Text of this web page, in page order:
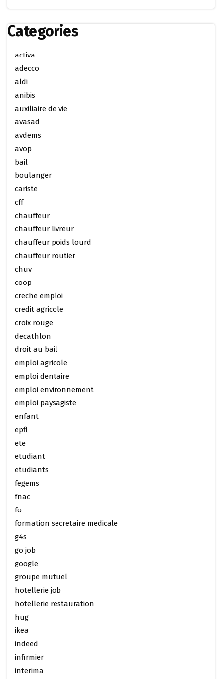
Categories
activa
adecco
aldi
anibis
auxiliaire de vie
avasad
avdems
avop
bail
boulanger
cariste
cff
chauffeur
chauffeur livreur
chauffeur poids lourd
chauffeur routier
chuv
coop
creche emploi
credit agricole
croix rouge
decathlon
droit au bail
emploi agricole
emploi dentaire
emploi environnement
emploi paysagiste
enfant
epfl
ete
etudiant
etudiants
fegems
fnac
fo
formation secretaire medicale
g4s
go job
google
groupe mutuel
hotellerie job
hotellerie restauration
hug
ikea
indeed
infirmier
interima